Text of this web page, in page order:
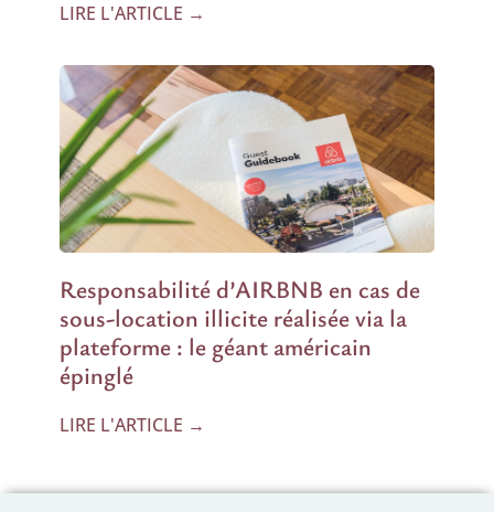
LIRE L'ARTICLE →
Responsabilité d’AIRBNB en cas de
sous-location illicite réalisée via la
plateforme : le géant américain
épinglé
LIRE L'ARTICLE →